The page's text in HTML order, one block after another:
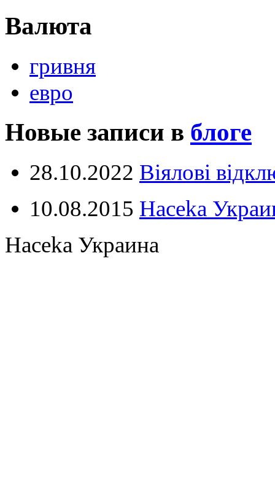
Валюта
гривня
евро
Новые записи в блоге
28.10.2022 Віялові
10.08.2015 Haceka
Haceka Украина